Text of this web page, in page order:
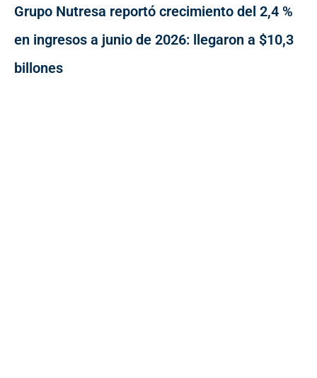
Grupo Nutresa reportó crecimiento del 2,4 %
en ingresos a junio de 2026: llegaron a $10,3
billones